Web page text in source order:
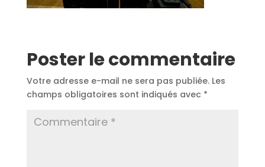
Poster le commentaire
Votre adresse e-mail ne sera pas publiée. Les
champs obligatoires sont indiqués avec *